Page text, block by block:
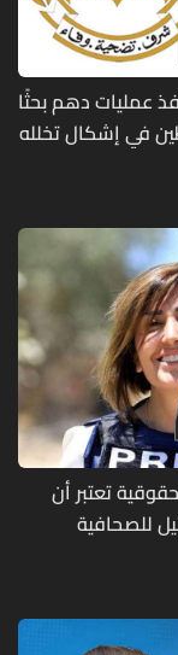
عمليات دهم بحثًا
في إشكال تخلله
تعتبر أن
للصحافية